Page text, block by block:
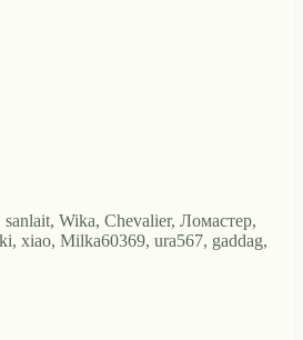
Wika, Chevalier, Ломастер,
xiao, Milka60369, ura567, gaddag,